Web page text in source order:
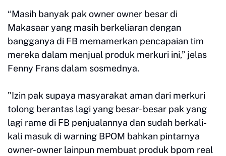
“Masih banyak pak owner owner besar di
Makasaar yang masih berkeliaran dengan
bangganya di FB memamerkan pencapaian tim
mereka dalam menjual produk merkuri ini,” jelas
Fenny Frans dalam sosmednya.
"Izin pak supaya masyarakat aman dari merkuri
tolong berantas lagi yang besar- besar pak yang
lagi rame di FB penjualannya dan sudah berkali-
kali masuk di warning BPOM bahkan pintarnya
owner-owner lainpun membuat produk bpom real